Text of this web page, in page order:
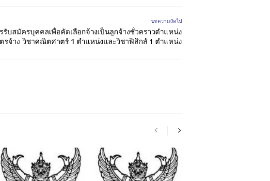
บทความถัดไป
รับสมัครบุคคลเพื่อคัดเลือกจ้างเป็นลูกจ้างชั่วคราวตําแหน่ง
รจ้าง วิชาคณิตศาตร์ 1 ตำแหน่งและวิชาฟิสิกส์ 1 ตำแหน่ง